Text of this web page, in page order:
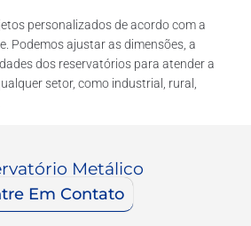
personalizados de acordo com a
Podemos ajustar as dimensões, a
dos reservatórios para atender a
setor, como industrial, rural,
Metálico
Em Contato